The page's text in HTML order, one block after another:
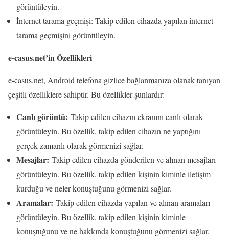
görüntüleyin.
İnternet tarama geçmişi: Takip edilen cihazda yapılan internet
tarama geçmişini görüntüleyin.
e-casus.net’in Özellikleri
e-casus.net, Android telefona gizlice bağlanmanıza olanak tanıyan
çeşitli özelliklere sahiptir. Bu özellikler şunlardır:
Canlı görüntü: Takip edilen cihazın ekranını canlı olarak
görüntüleyin. Bu özellik, takip edilen cihazın ne yaptığını
gerçek zamanlı olarak görmenizi sağlar.
Mesajlar: Takip edilen cihazda gönderilen ve alınan mesajları
görüntüleyin. Bu özellik, takip edilen kişinin kiminle iletişim
kurduğu ve neler konuştuğunu görmenizi sağlar.
Aramalar: Takip edilen cihazda yapılan ve alınan aramaları
görüntüleyin. Bu özellik, takip edilen kişinin kiminle
konuştuğunu ve ne hakkında konuştuğunu görmenizi sağlar.